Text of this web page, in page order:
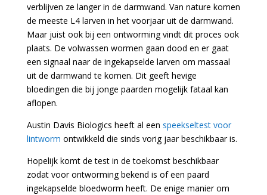
verblijven ze langer in de darmwand. Van nature komen
de meeste L4 larven in het voorjaar uit de darmwand.
Maar juist ook bij een ontworming vindt dit proces ook
plaats. De volwassen wormen gaan dood en er gaat
een signaal naar de ingekapselde larven om massaal
uit de darmwand te komen. Dit geeft hevige
bloedingen die bij jonge paarden mogelijk fataal kan
aflopen.
Austin Davis Biologics heeft al een speekseltest voor
lintworm ontwikkeld die sinds vorig jaar beschikbaar is.
Hopelijk komt de test in de toekomst beschikbaar
zodat voor ontworming bekend is of een paard
ingekapselde bloedworm heeft. De enige manier om